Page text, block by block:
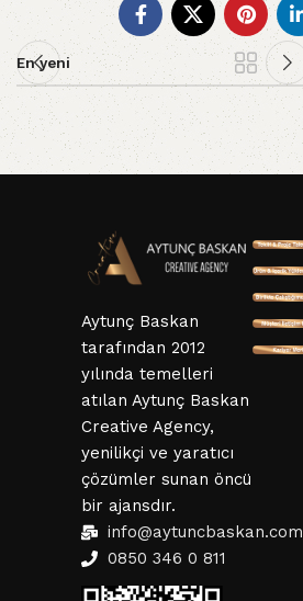
En yeni
Aytunç Baskan
tarafından 2012
yılında temelleri
atılan Aytunç Baskan
Creative Agency,
yenilikçi ve yaratıcı
çözümler sunan öncü
bir ajansdır.
info@aytuncbaskan.com
0850 346 0 811